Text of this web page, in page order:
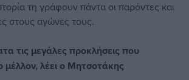
τη γράφουν πάντα οι παρόντες και
στους αγώνες τους.
τις μεγάλες προκλήσεις που
μέλλον, λέει ο Μητσοτάκης